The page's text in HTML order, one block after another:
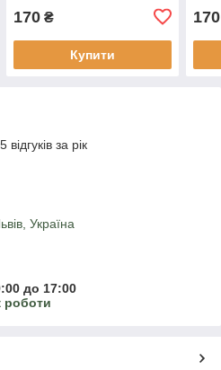
170₴
Купити
170
за рік
Україна
до 17:00
роботи